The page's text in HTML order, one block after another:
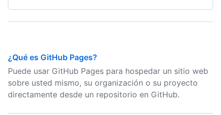
¿Qué es GitHub Pages?
Puede usar GitHub Pages para hospedar un sitio web
sobre usted mismo, su organización o su proyecto
directamente desde un repositorio en GitHub.